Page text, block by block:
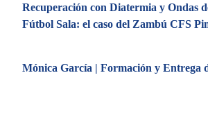
Recuperación con Diatermia y Ondas
Fútbol Sala: el caso del Zambú CFS
Mónica García | Formación y Entrega